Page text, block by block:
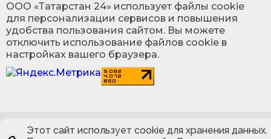
ООО «Татарстан 24» использует файлы cookie
для персонализации сервисов и повышения
удобства пользования сайтом. Вы можете
отключить использование файлов cookie в
настройках вашего браузера.
Этот сайт использует cookie для хранения данных.